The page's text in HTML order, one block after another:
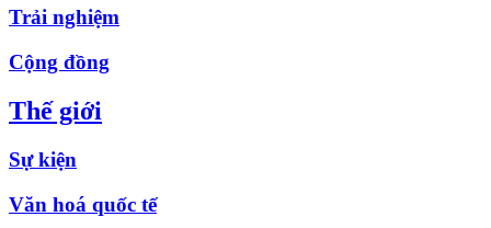
Trải nghiệm
Cộng đồng
Thế giới
Sự kiện
Văn hoá quốc tế